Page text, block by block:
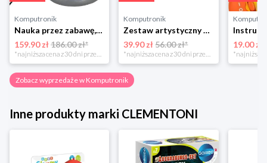
Komputronik
Nauka przez zabawę,zabawka edukacyjna,zabawka interaktywna Lexibook Globus Świecący Dzienny i Nocny PL LEXIBOOK
159.90 zł186.00 zł*
*najniższa cena z 30 dni przed obniżką
Komputronik
Zestaw artystyczny Clementoni Crazy chic Odjazdowe paznokcie 78771
39.90 zł 56.00 zł*
*najniższa cena z 30 dni przed obniżką
19.00 zł
Zobacz wyprzedaże w Komputronik
Inne produkty marki CLEMENTONI